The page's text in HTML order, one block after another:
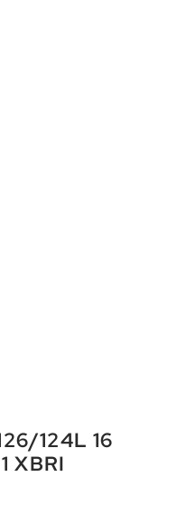
124L 16
XBRI